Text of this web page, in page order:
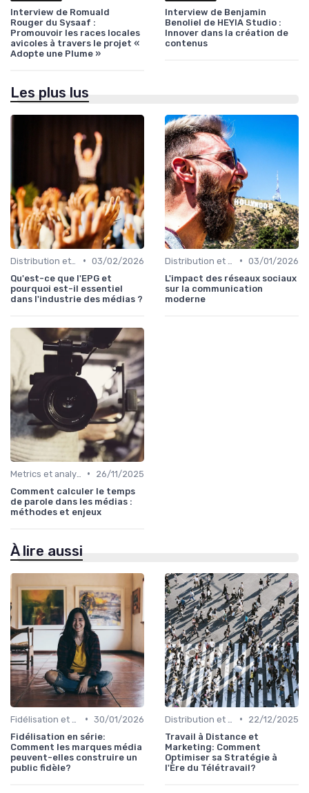
Interview de Romuald
Rouger du Sysaaf :
Promouvoir les races locales
avicoles à travers le projet «
Adopte une Plume »
Interview de Benjamin
Benoliel de HEYIA Studio :
Innover dans la création de
contenus
Les plus lus
• 03/02/2026
Qu'est-ce que l'EPG et
pourquoi est-il essentiel
dans l'industrie des médias ?
• 03/01/2026
L'impact des réseaux sociaux
sur la communication
moderne
•
26/11/2025
Comment calculer le temps
de parole dans les médias :
méthodes et enjeux
À lire aussi
• 30/01/2026
Fidélisation en série:
Comment les marques média
peuvent-elles construire un
public fidèle?
•
22/12/2025
Travail à Distance et
Marketing: Comment
Optimiser sa Stratégie à
l'Ère du Télétravail?